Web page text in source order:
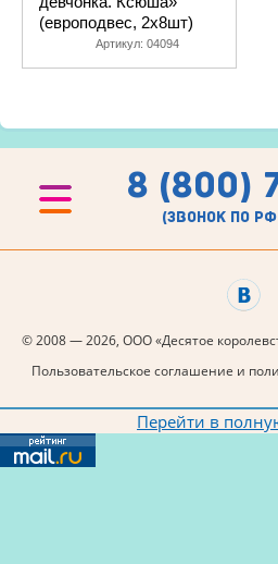
(европодвес, 2х8шт)
Артикул: 04094
8 (800)
(звонок по
© 2008 — 2026, ООО «Десятое
Пользовательское соглашение и
Перейти в